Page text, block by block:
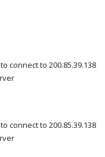
connect to 200.85.39.138
connect to 200.85.39.138